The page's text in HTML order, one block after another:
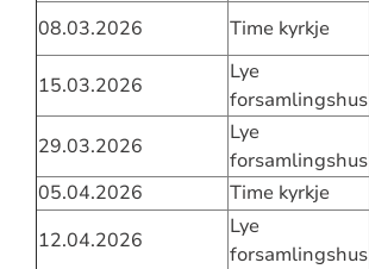
08.03.2026
Time kyrkje
15.03.2026
Lye
forsamlingshus
29.03.2026
Lye
forsamlingshus
05.04.2026
Time kyrkje
12.04.2026
Lye
forsamlingshus